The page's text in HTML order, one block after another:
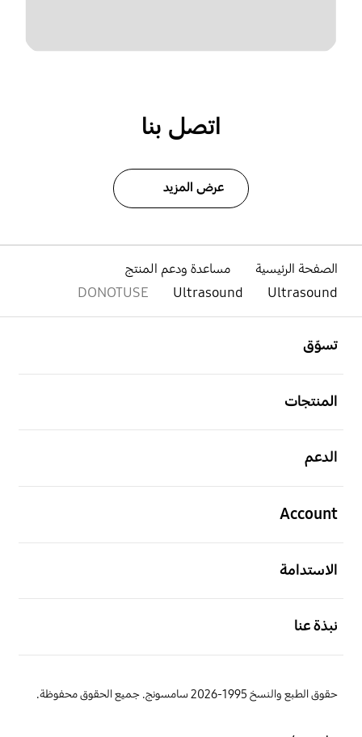
اتصل بنا
عرض المزيد
الصفحة الرئيسية
مساعدة ودعم المنتج
Ultrasound
Ultrasound
DONOTUSE
تسوّق
المنتجات
الدعم
Account
الاستدامة
نبذة عنا
حقوق الطبع والنسخ 1995-2026 سامسونج. جميع الحقوق محفوظة.